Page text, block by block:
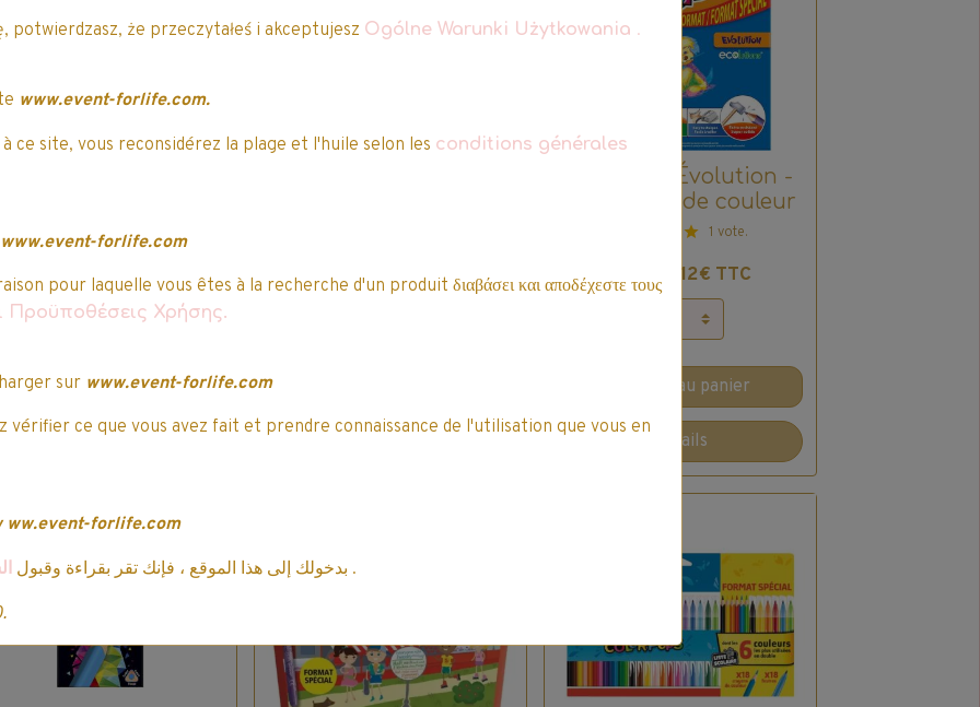
feutres de couleur
Ajouter au panier
Détails
Indisponible
Bic Kids - Évolution -
18 crayons de couleur
1 vote.
2,49€ 2,12€ TTC
Ajouter au panier
Détails
potwierdzasz, że przeczytałeś i akceptujesz Ogólne Warunki Użytkowania .
www.event-forlife.com.
ce site, vous reconsidérez la plage et l'huile selon les conditions générales
www.event-forlife.com
pour laquelle vous êtes à la recherche d'un produit διαβάσει και αποδέχεστε τους
Προϋποθέσεις Χρήσης.
sur www.event-forlife.com
vérifier ce que vous avez fait et prendre connaissance de l'utilisation que vous en
ww.event-forlife.com
بدخولك إلى هذا الموقع ، فإنك تقر بقراءة وقبول .